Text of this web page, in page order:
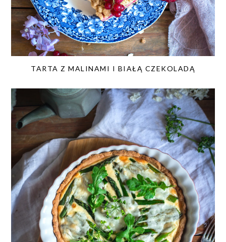
TARTA Z MALINAMI I BIAŁĄ CZEKOLADĄ